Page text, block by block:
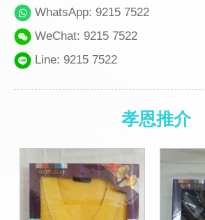
WhatsApp: 9215 7522
WeChat: 9215 7522
Line: 9215 7522
孝恩推介